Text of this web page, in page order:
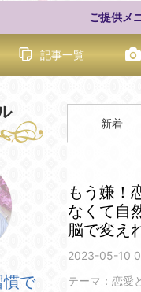
記事一覧
新着
もう嫌！
なくて自
脳で変え
2023-05-10
テーマ： 恋愛
ご提供メ
慣で